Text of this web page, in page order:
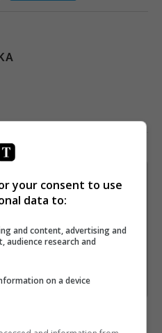
найцікавішим.
!
* Підписатись→
your consent to use
data to:
and content, advertising and
audience research and
on a device